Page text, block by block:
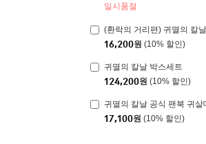
일시품절
(환락의 거리편) 귀멸의 칼
16,200원 (10% 할인)
귀멸의 칼날 박스세트
124,200원 (10% 할인)
귀멸의 칼날 공식 팬북 귀
17,100원 (10% 할인)